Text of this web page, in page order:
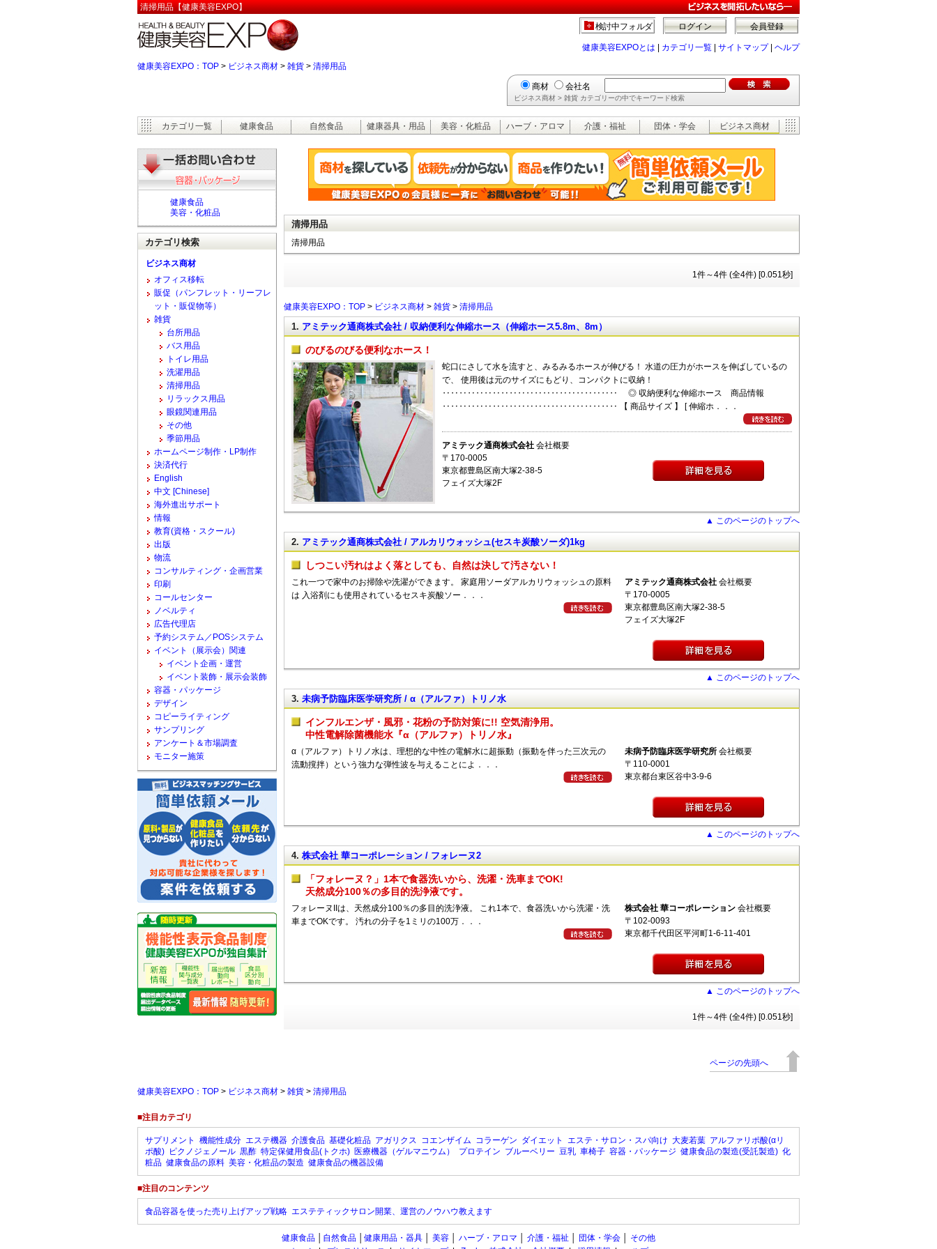
清掃用品【健康美容EXPO】
会員登録
ログイン
検討中フォルダ
健康美容EXPOとは カテゴリ一覧 サイトマップ| ヘルプ
健康美容EXPO：TOP > ビジネス商材 > 雑貨 > 清掃用品
商材 会社名
ビジネス商材 > 雑貨 カテゴリーの中でキーワード検索
カテゴリ一覧 健康食品 自然食品 健康器具・用品 美容・化粧品 ハーブ・アロマ 介護・福祉 団体・学会 ビジネス商材
清掃用品
清掃用品
1件～4件 (全4件) [0.051秒]
健康美容EXPO：TOP > ビジネス商材 > 雑貨 > 清掃用品
1. アミテック通商株式会社 / 収納便利な伸縮ホース（伸縮ホース5.8m、8m）
のびるのびる便利なホース！
蛇口にさして水を流すと、みるみるホースが伸びる！ 水道の圧力がホースを伸ばしているの
で、 使用後は元のサイズにもどり、コンパクトに収納！
‥‥‥‥‥‥‥‥‥‥‥‥‥‥‥‥‥‥‥‥‥ ◎ 収納便利な伸縮ホース 商品情報
‥‥‥‥‥‥‥‥‥‥‥‥‥‥‥‥‥‥‥‥‥ 【 商品サイズ 】 [ 伸縮ホ．．．
アミテック通商株式会社 会社概要
〒170-0005
東京都豊島区南大塚2-38-5
フェイズ大塚2F
▲ このページのトップへ
2. アミテック通商株式会社 / アルカリウォッシュ(セスキ炭酸ソーダ)1kg
しつこい汚れはよく落としても、自然は決して汚さない！
これ一つで家中のお掃除や洗濯ができます。 家庭用ソーダアルカリウォッシュの原料
は 入浴剤にも使用されているセスキ炭酸ソー．．．
アミテック通商株式会社 会社概要
〒170-0005
東京都豊島区南大塚2-38-5
フェイズ大塚2F
▲ このページのトップへ
3. 未病予防臨床医学研究所 / α（アルファ）トリノ水
インフルエンザ・風邪・花粉の予防対策に!! 空気清浄用。
中性電解除菌機能水『α（アルファ）トリノ水』
α（アルファ）トリノ水は、理想的な中性の電解水に超振動（振動を伴った三次元の
流動撹拌）という強力な弾性波を与えることによ．．．
未病予防臨床医学研究所 会社概要
〒110-0001
東京都台東区谷中3-9-6
▲ このページのトップへ
4. 株式会社 華コーポレーション / フォレーヌ2
「フォレーヌ？」1本で食器洗いから、洗濯・洗車までOK!
天然成分100％の多目的洗浄液です。
フォレーヌIIは、天然成分100％の多目的洗浄液。 これ1本で、食器洗いから洗濯・洗
車までOKです。 汚れの分子を1ミリの100万．．．
株式会社 華コーポレーション 会社概要
〒102-0093
東京都千代田区平河町1-6-11-401
▲ このページのトップへ
1件～4件 (全4件) [0.051秒]
ページの先頭へ
健康食品
美容・化粧品
カテゴリ検索
ビジネス商材
オフィス移転
販促（パンフレット・リーフレ
ット・販促物等）
雑貨
台所用品
バス用品
トイレ用品
洗濯用品
清掃用品
リラックス用品
眼鏡関連用品
その他
季節用品
ホームページ制作・LP制作
決済代行
English
中文 [Chinese]
海外進出サポート
情報
教育(資格・スクール)
出版
物流
コンサルティング・企画営業
印刷
コールセンター
ノベルティ
広告代理店
予約システム／POSシステム
イベント（展示会）関連
イベント企画・運営
イベント装飾・展示会装飾
容器・パッケージ
デザイン
コピーライティング
サンプリング
アンケート＆市場調査
モニター施策
健康美容EXPO：TOP > ビジネス商材 > 雑貨 > 清掃用品
■注目カテゴリ
サプリメント 機能性成分 エステ機器 介護食品 基礎化粧品 アガリクス コエンザイム コラーゲン ダイエット エステ・サロン・スパ向け 大麦若葉 アルファリポ酸(αリ
ポ酸) ピクノジェノール 黒酢 特定保健用食品(トクホ) 医療機器（ゲルマニウム） プロテイン ブルーベリー 豆乳 車椅子 容器・パッケージ 健康食品の製造(受託製造) 化
粧品 健康食品の原料 美容・化粧品の製造 健康食品の機器設備
■注目のコンテンツ
食品容器を使った売り上げアップ戦略 エステティックサロン開業、運営のノウハウ教えます
健康食品 自然食品 健康用品・器具 美容 ハーブ・アロマ 介護・福祉 団体・学会
その他